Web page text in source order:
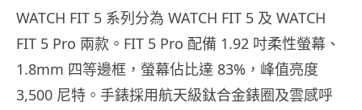
WATCH FIT 5 系列分為 WATCH FIT 5 及 WATCH
FIT 5 Pro 兩款。FIT 5 Pro 配備 1.92 吋柔性螢幕、
1.8mm 四等邊框，螢幕佔比達 83%，峰值亮度
3,500 尼特。手錶採用航天級鈦合金錶圈及雲感呼